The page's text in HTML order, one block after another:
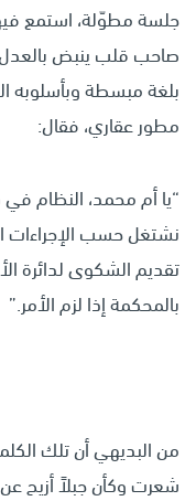
جلسة مطوّلة، استمع
صاحب قلب ينبض
بلغة مبسطة وبأسلوبه
مطور عقاري، فقال:
“يا أم محمد، النظام
نشتغل حسب الإجراءات
تقديم الشكوى لدائرة
بالمحكمة إذا لزم الأمر.”
من البديهي أن تلك
شعرت وكأن جبلاً أزيح